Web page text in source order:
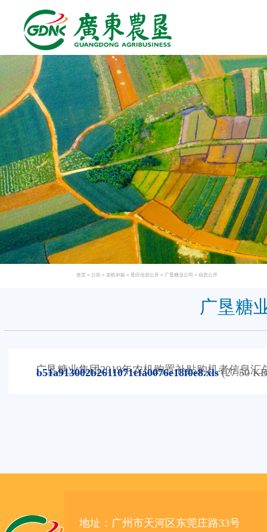
首页 > 公告 > 农机补贴 > 垦区信息公开 > 广垦糖业公司 > 信息公开
广垦糖
广垦糖业集团2019年农机购置补贴购机者信息汇
b51a913002b2611071cfa0076e18f0e8.xls(27.50
地址：广州市天河区东莞庄路33号